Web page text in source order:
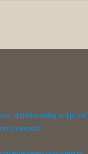
denkbeeldig snijpunt'
overpad